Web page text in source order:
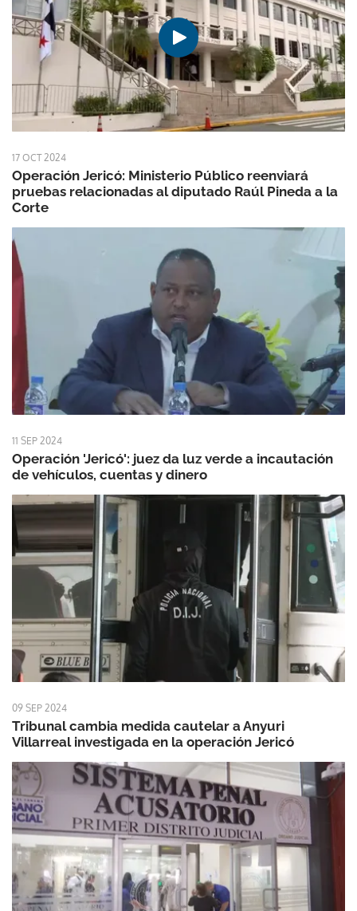
17 OCT 2024
Operación Jericó: Ministerio Público reenviará
pruebas relacionadas al diputado Raúl Pineda a la
Corte
11 SEP 2024
Operación 'Jericó': juez da luz verde a incautación
de vehículos, cuentas y dinero
09 SEP 2024
Tribunal cambia medida cautelar a Anyuri
Villarreal investigada en la operación Jericó